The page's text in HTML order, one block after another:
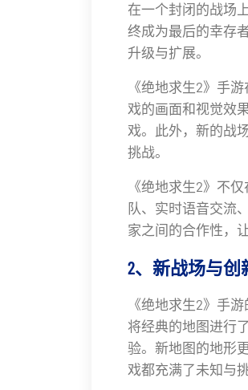
在一个封闭的战场
终成为最后的幸存
升级与扩展。
《绝地求生2》手
戏的画面和视觉效
戏。此外，新的战
挑战。
《绝地求生2》不
队、实时语音交流
家之间的合作性，
2、新战场与创
《绝地求生2》手
将经典的地图进行
验。新地图的地形
戏都充满了未知与挑